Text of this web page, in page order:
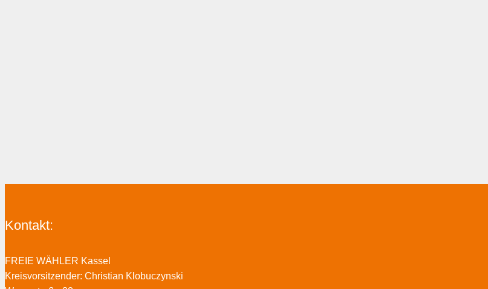
Kontakt:
FREIE WÄHLER Kassel
Kreisvorsitzender: Christian Klobuczynski